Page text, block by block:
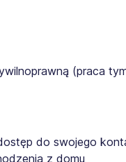
(praca
do swojego
z domu